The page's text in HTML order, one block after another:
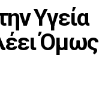
Υγεία
Όμως